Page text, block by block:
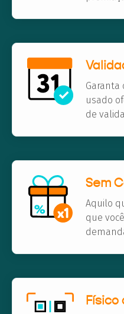
Garanta
usado
de
Sem
Aquilo
que
Físico